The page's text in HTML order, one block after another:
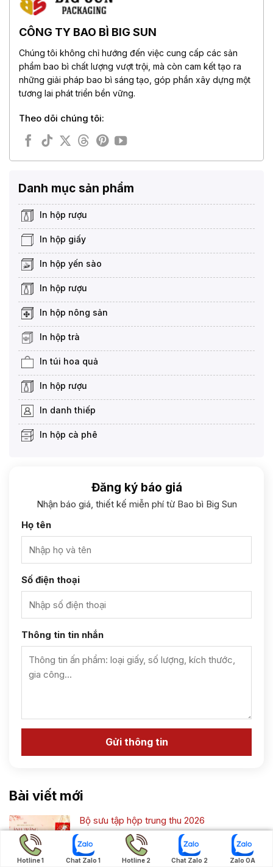
Hotline 1 Chat Zalo 1 Hotline 2 Chat Zalo 2 Zalo OA
CÔNG TY BAO BÌ BIG SUN
Chúng tôi không chỉ hướng đến việc cung cấp các sản
phẩm bao bì chất lượng vượt trội, mà còn cam kết tạo ra
những giải pháp bao bì sáng tạo, góp phần xây dựng một
tương lai phát triển bền vững.
Theo dõi chúng tôi:
Danh mục sản phẩm
In hộp rượu
In hộp giấy
In hộp yến sào
In hộp rượu
In hộp nông sản
In hộp trà
In túi hoa quả
In hộp rượu
In danh thiếp
In hộp cà phê
Đăng ký báo giá
Nhận báo giá, thiết kế miễn phí từ Bao bì Big Sun
Họ tên
Số điện thoại
Thông tin tin nhắn
Bài viết mới
Bộ sưu tập hộp trung thu 2026
có
bình